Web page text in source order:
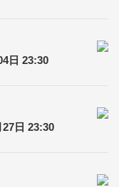
日 23:30
日 23:30